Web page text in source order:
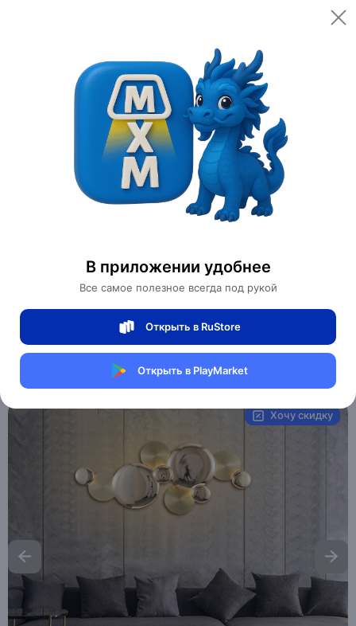
В приложении удобнее
Все самое полезное всегда под рукой
Открыть в RuStore
Открыть в PlayMarket
Открыть
Категории Светильники
Бра
41*100, золотой, металл, G9.
Магазин Table lamps
MAI_HE__MAI_ELLIOT
Хочу скидку